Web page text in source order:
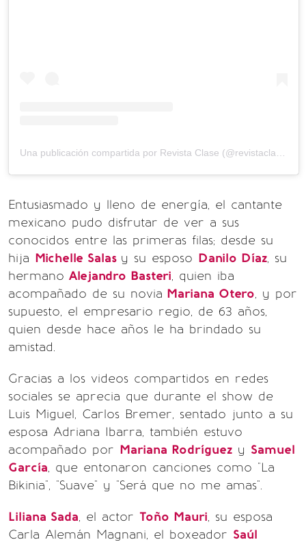
Una publicación compartida por Revista Clase (@revistaclase)
Entusiasmado y lleno de energía, el cantante
mexicano pudo disfrutar de ver a sus
conocidos entre las primeras filas; desde su
hija Michelle Salas y su esposo Danilo Díaz, su
hermano Alejandro Basteri, quien iba
acompañado de su novia Mariana Otero, y por
supuesto, el empresario regio, de 63 años,
quien desde hace años le ha brindado su
amistad.
Gracias a los videos compartidos en redes
sociales se aprecia que durante el show de
Luis Miguel, Carlos Bremer, sentado junto a su
esposa Adriana Ibarra, también estuvo
acompañado por Mariana Rodríguez y Samuel
García, que entonaron canciones como "La
Bikinia", "Suave" y "Será que no me amas".
Liliana Sada, el actor Toño Mauri, su esposa
Carla Alemán Magnani, el boxeador Saúl